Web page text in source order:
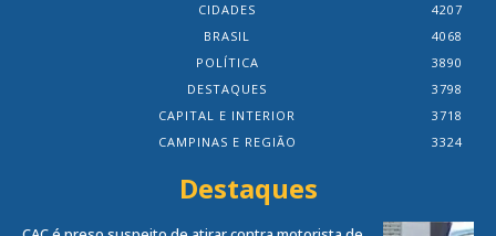
CIDADES
4207
BRASIL
4068
POLÍTICA
3890
DESTAQUES
3798
CAPITAL E INTERIOR
3718
CAMPINAS E REGIÃO
3324
Destaques